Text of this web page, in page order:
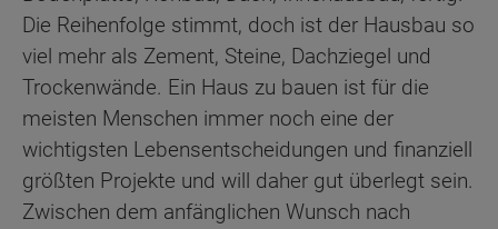
Die Reihenfolge stimmt, doch ist der Hausbau so
viel mehr als Zement, Steine, Dachziegel und
Trockenwände. Ein Haus zu bauen ist für die
meisten Menschen immer noch eine der
wichtigsten Lebensentscheidungen und finanziell
größten Projekte und will daher gut überlegt sein.
Zwischen dem anfänglichen Wunsch nach